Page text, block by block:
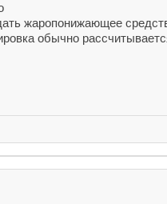
жаропонижающее
обычно